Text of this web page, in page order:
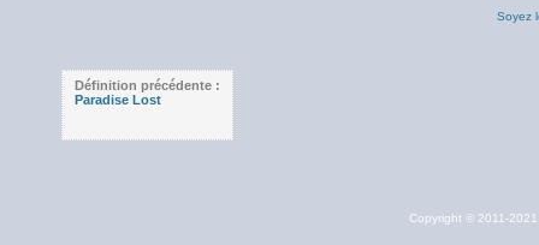
Soyez
Définition précédente :
Paradise Lost
Copyright © 2011-